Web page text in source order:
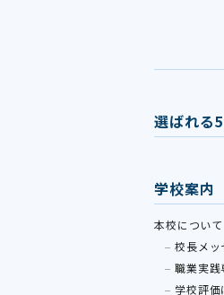
選ばれる
学校案内
本校について
校長メッ
職業実践
学校評